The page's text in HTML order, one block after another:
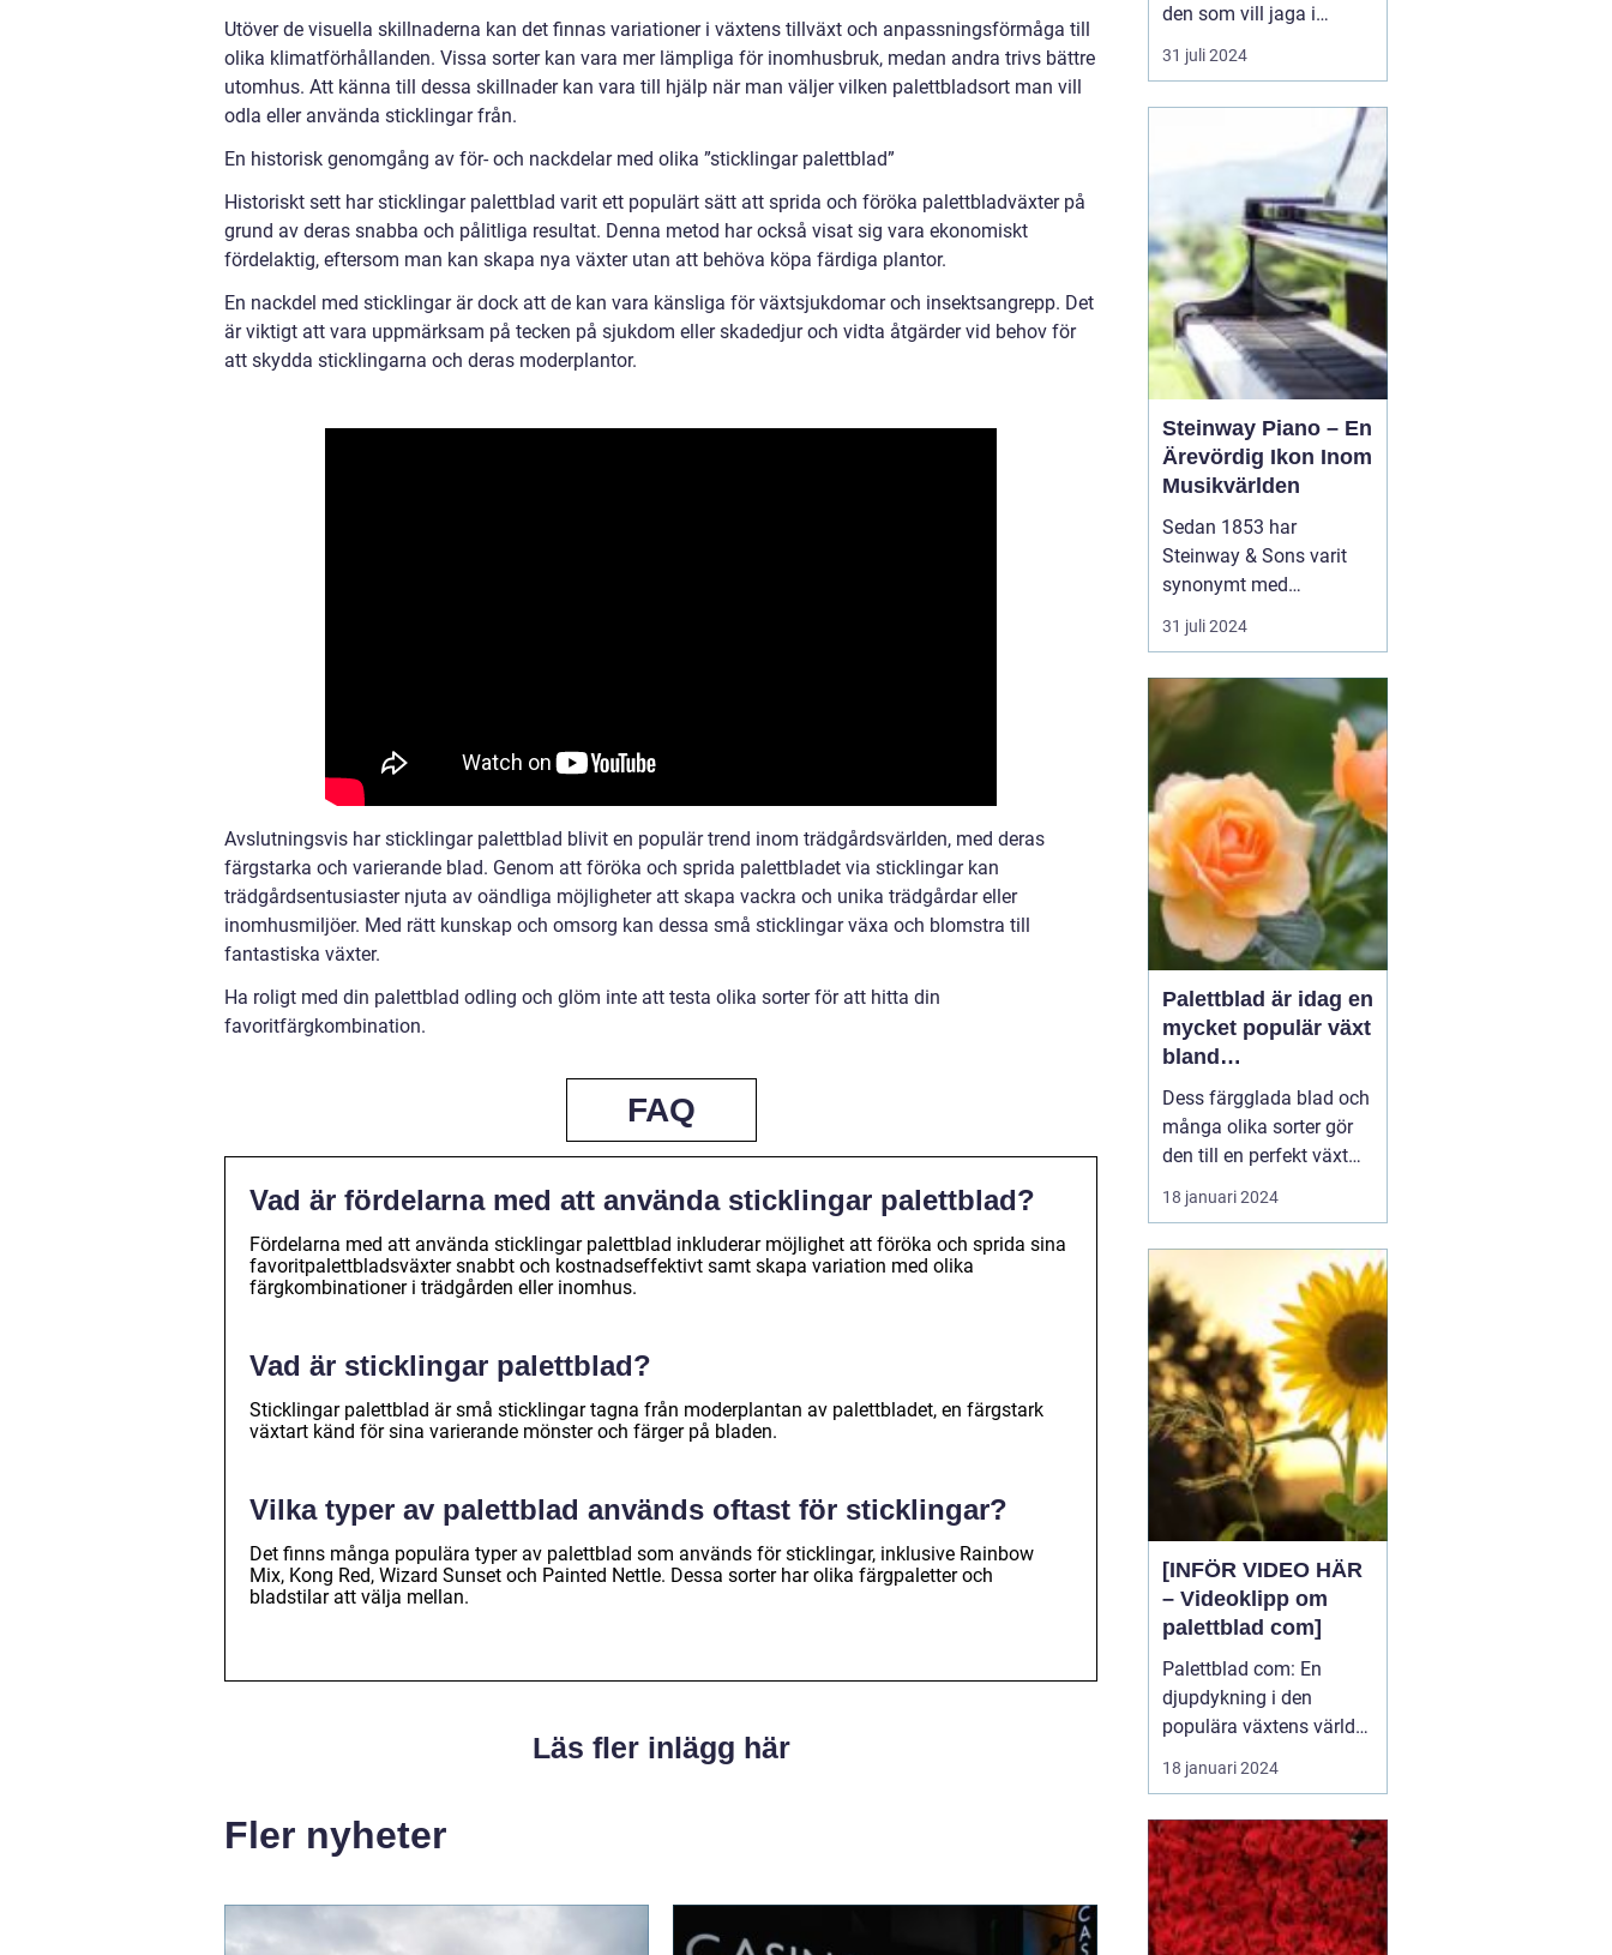
Utöver de visuella skillnaderna kan det finnas variationer i växtens tillväxt och anpassningsförmåga till
olika klimatförhållanden. Vissa sorter kan vara mer lämpliga för inomhusbruk, medan andra trivs bättre
utomhus. Att känna till dessa skillnader kan vara till hjälp när man väljer vilken palettbladsort man vill
odla eller använda sticklingar från.
En historisk genomgång av för- och nackdelar med olika ”sticklingar palettblad”
Historiskt sett har sticklingar palettblad varit ett populärt sätt att sprida och föröka palettbladväxter på
grund av deras snabba och pålitliga resultat. Denna metod har också visat sig vara ekonomiskt
fördelaktig, eftersom man kan skapa nya växter utan att behöva köpa färdiga plantor.
En nackdel med sticklingar är dock att de kan vara känsliga för växtsjukdomar och insektsangrepp. Det
är viktigt att vara uppmärksam på tecken på sjukdom eller skadedjur och vidta åtgärder vid behov för
att skydda sticklingarna och deras moderplantor.
Avslutningsvis har sticklingar palettblad blivit en populär trend inom trädgårdsvärlden, med deras
färgstarka och varierande blad. Genom att föröka och sprida palettbladet via sticklingar kan
trädgårdsentusiaster njuta av oändliga möjligheter att skapa vackra och unika trädgårdar eller
inomhusmiljöer. Med rätt kunskap och omsorg kan dessa små sticklingar växa och blomstra till
fantastiska växter.
Ha roligt med din palettblad odling och glöm inte att testa olika sorter för att hitta din
favoritfärgkombination.
FAQ
Vad är fördelarna med att använda sticklingar palettblad?
Fördelarna med att använda sticklingar palettblad inkluderar möjlighet att föröka och sprida sina
favoritpalettbladsväxter snabbt och kostnadseffektivt samt skapa variation med olika
färgkombinationer i trädgården eller inomhus.
Vad är sticklingar palettblad?
Sticklingar palettblad är små sticklingar tagna från moderplantan av palettbladet, en färgstark
växtart känd för sina varierande mönster och färger på bladen.
Vilka typer av palettblad används oftast för sticklingar?
Det finns många populära typer av palettblad som används för sticklingar, inklusive Rainbow
Mix, Kong Red, Wizard Sunset och Painted Nettle. Dessa sorter har olika färgpaletter och
bladstilar att välja mellan.
Läs fler inlägg här
Fler nyheter
den som vill jaga i
Sverige. Inte nog med att
examen ger de
en trygg och ansvarsfull
jakt, den öppnar också
upp dörren till en ny v&...
31 juli 2024
Steinway Piano – En
Ärevördig Ikon Inom
Musikvärlden
Sedan 1853 har
Steinway & Sons varit
synonymt med
enastående hantverk
och oöverträffad
pianovärlden. Steinway-
pianon är inte bara
musikinstrument utan
även konstverk skapade
genom kombinationen
av tra...
31 juli 2024
Palettblad är idag en
mycket populär växt
bland
trädgårdsentusiaste
r och inom
inredning
Dess färgglada blad och
många olika sorter gör
den till en perfekt växt
att addera liv och färg till
både trädgårdar och
artikel kommer vi att
utforska de olika
palettblad sorterna som
finns tillgängliga på
marknaden och ge di...
18 januari 2024
[INFÖR VIDEO HÄR
– Videoklipp om
palettblad com]
Palettblad com: En
djupdykning i den
populära växtens värld
Översikt över palettblad
com Palettblad com är
riktar sig till
växtentusiaster och
trädgårdsälskare över
hela världen. Det
18 januari 2024